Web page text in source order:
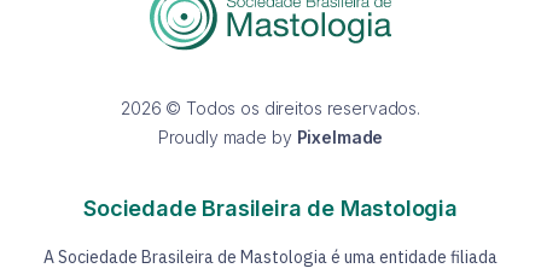
2026 © Todos os direitos reservados.
Proudly made by Pixelmade
Sociedade Brasileira de Mastologia
A Sociedade Brasileira de Mastologia é uma entidade filiada